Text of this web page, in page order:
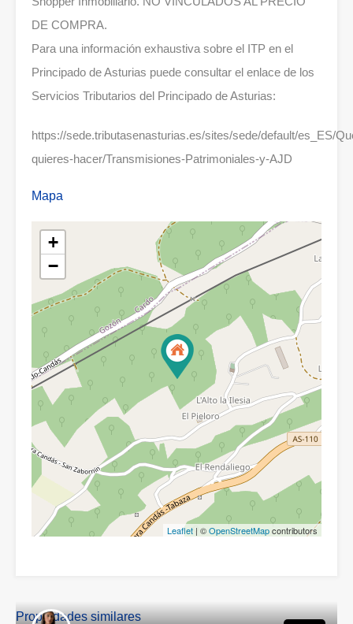
DE COMPRA.
Para una información exhaustiva sobre el ITP en el
Principado de Asturias puede consultar el enlace de los
Servicios Tributarios del Principado de Asturias:
https://sede.tributasenasturias.es/sites/sede/default/es_ES/
quieres-hacer/Transmisiones-Patrimoniales-y-AJD
Mapa
+
−
Leaflet | ©OpenStreetMapcontributors
Propiedades similares